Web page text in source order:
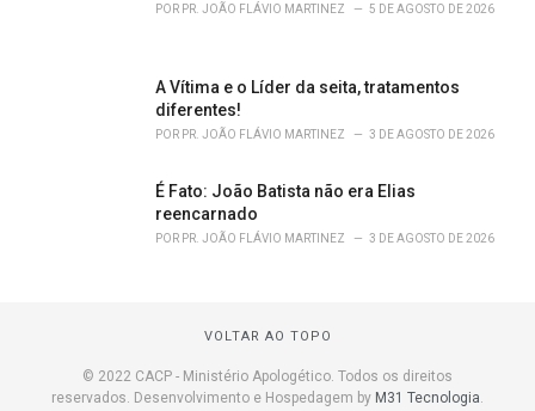
POR PR. JOÃO FLÁVIO MARTINEZ 5 DE AGOSTO DE 2026
A Vítima e o Líder da seita, tratamentos
diferentes!
POR PR. JOÃO FLÁVIO MARTINEZ 3 DE AGOSTO DE 2026
É Fato: João Batista não era Elias
reencarnado
POR PR. JOÃO FLÁVIO MARTINEZ 3 DE AGOSTO DE 2026
VOLTAR AO TOPO
© 2022 CACP - Ministério Apologético. Todos os direitos
reservados. Desenvolvimento e Hospedagem by M31 Tecnologia